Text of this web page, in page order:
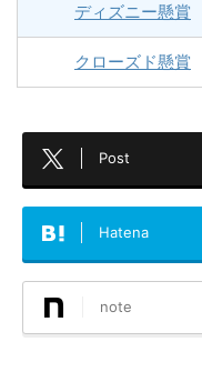
ディズニー懸賞
クローズド懸賞
Post
Hatena
note